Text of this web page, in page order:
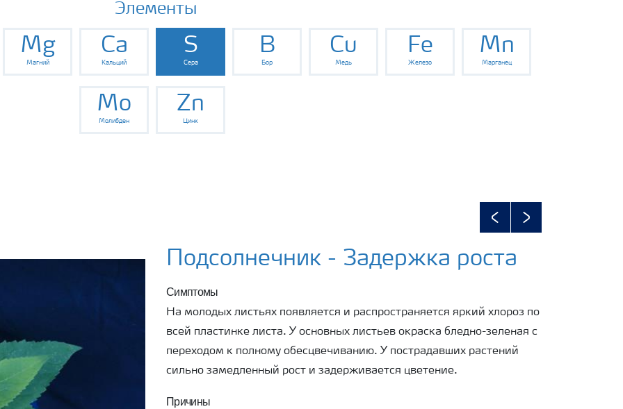
Элементы
Mg
Магний
Ca
Кальций
S
Сера
B
Бор
Cu
Медь
Fe
Железо
Mn
Марганец
Mo
Молибден
Zn
Цинк
PreviousNext
Подсолнечник - Задержка роста
Симптомы
На молодых листьях появляется и распространяется яркий хлороз по
всей пластинке листа. У основных листьев окраска бледно-зеленая с
переходом к полному обесцвечиванию. У пострадавших растений
сильно замедленный рост и задерживается цветение.
Причины